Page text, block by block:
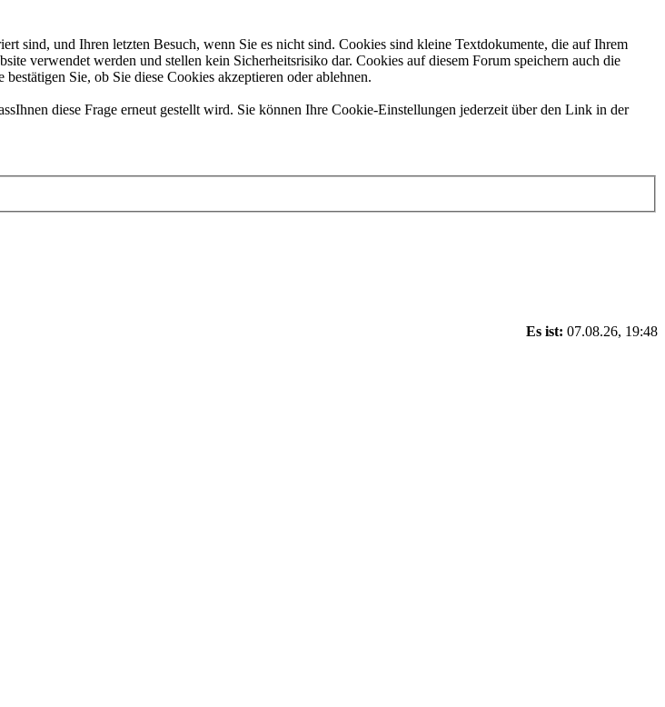
sind, und Ihren letzten Besuch, wenn Sie es nicht sind. Cookies sind kleine Textdokumente, die auf Ihrem
verwendet werden und stellen kein Sicherheitsrisiko dar. Cookies auf diesem Forum speichern auch die
Sie, ob Sie diese Cookies akzeptieren oder ablehnen.
diese Frage erneut gestellt wird. Sie können Ihre Cookie-Einstellungen jederzeit über den Link in der
Es ist: 07.08.26, 19:48